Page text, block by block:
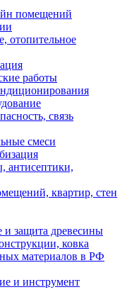
помещений
отопительное
работы
связь
смеси
антисептики,
квартир, стен
защита древесины
ковка
материалов в РФ
и инструмент